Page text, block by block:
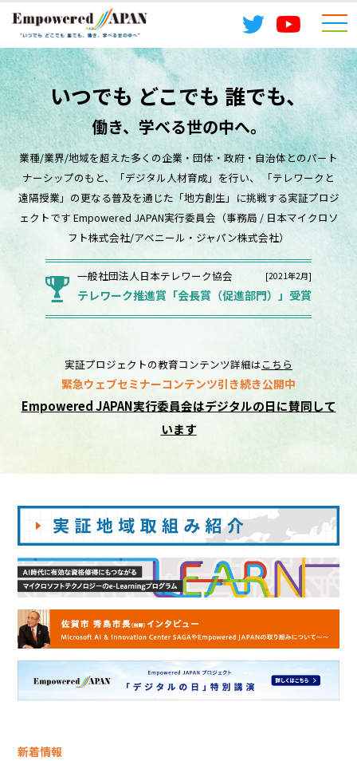
いつでも どこでも 誰でも、
働き、学べる世の中へ。
業種/業界/地域を超えた多くの企業・団体・政府・自治体とのパート
ナーシップのもと、「デジタル人材育成」を行い、 「テレワークと
遠隔授業」の更なる普及を通じた「地方創生」に挑戦する実証プロジ
ェクトです Empowered JAPAN実行委員会（事務局 / 日本マイクロソ
フト株式会社/アベニール・ジャパン株式会社）
一般社団法人日本テレワーク協会 [2021年2月]
テレワーク推進賞「会長賞（促進部門）」受賞
実証プロジェクトの教育コンテンツ詳細はこちら
緊急ウェブセミナーコンテンツ引き続き公開中
Empowered JAPAN実行委員会はデジタルの日に賛同して
います
新着情報